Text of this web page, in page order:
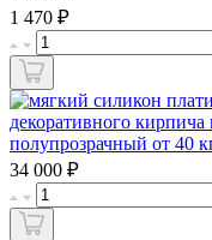
1 470 ₽
декоративного
полупрозрачный от 40
34 000 ₽